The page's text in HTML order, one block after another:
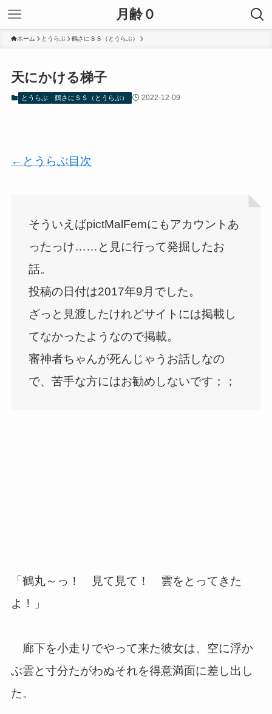
月齢０
ホーム とうらぶ 鶴さにＳＳ（とうらぶ）
天にかける梯子
とうらぶ 鶴さにＳＳ（とうらぶ） 2022-12-09
←とうらぶ目次
そういえばpictMalFemにもアカウントあ
ったっけ……と見に行って発掘したお
話。
投稿の日付は2017年9月でした。
ざっと見渡したけれどサイトには掲載し
てなかったようなので掲載。
審神者ちゃんが死んじゃうお話しなの
で、苦手な方にはお勧めしないです；；
「鶴丸～っ！ 見て見て！ 雲をとってきた
よ！」
廊下を小走りでやって来た彼女は、空に浮か
ぶ雲と寸分たがわぬそれを得意満面に差し出し
た。